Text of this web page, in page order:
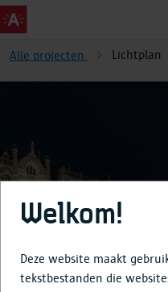
Alle projecten Lichtplan
Lichtplan
Welkom!
Deze website maakt
tekstbestanden die